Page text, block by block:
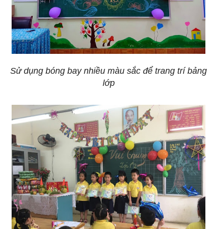
Sử dụng bóng bay nhiều màu sắc để trang trí bảng
lớp